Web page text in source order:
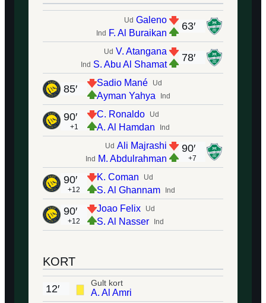
63′
Ud Galeno
Ind F. Al Buraikan
78′
Ud V. Atangana
Ind S. Abu Al Shamat
Ud
Sadio Mané
Ind
Ayman Yahya
85′
Ud
C. Ronaldo
Ind
A. Al Hamdan
90′
+1
90′
+7
Ud Ali Majrashi
Ind M. Abdulrahman
Ud
K. Coman
Ind
S. Al Ghannam
90′
+12
Ud
Joao Felix
Ind
S. Al Nasser
90′
+12
KORT
Gult kort
A. Al Amri
12′